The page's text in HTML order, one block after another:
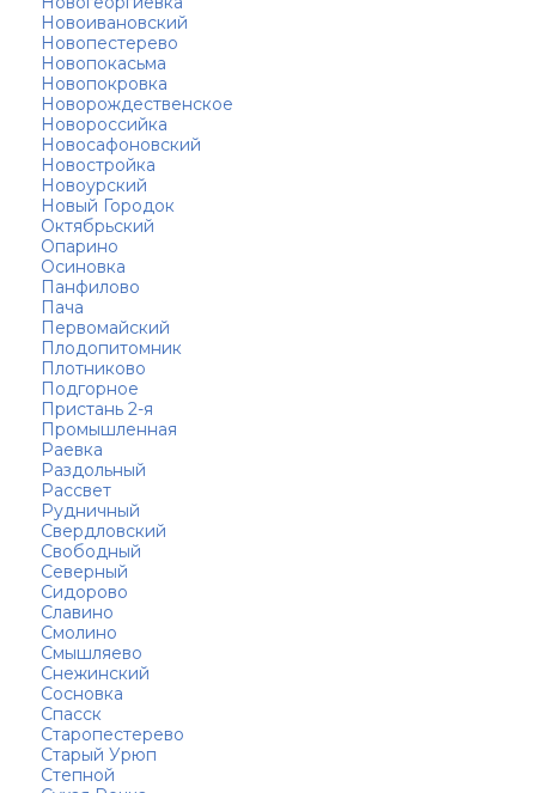
Новоивановский
Новопестерево
Новопокасьма
Новопокровка
Новорождественское
Новороссийка
Новосафоновский
Новостройка
Новоурский
Новый Городок
Октябрьский
Опарино
Осиновка
Панфилово
Пача
Первомайский
Плодопитомник
Плотниково
Подгорное
Пристань 2-я
Промышленная
Раевка
Раздольный
Рассвет
Рудничный
Свердловский
Свободный
Северный
Сидорово
Славино
Смолино
Смышляево
Снежинский
Сосновка
Спасск
Старопестерево
Старый Урюп
Степной